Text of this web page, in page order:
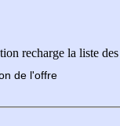
recharge la liste
de l'offre